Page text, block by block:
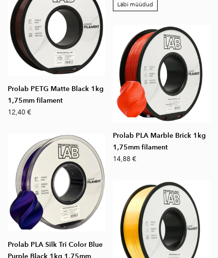
Läbi müüdud
Prolab PETG Matte Black 1kg
1,75mm filament
12,40 €
Prolab PLA Marble Brick 1kg
1,75mm filament
14,88 €
Prolab PLA Silk Tri Color Blue